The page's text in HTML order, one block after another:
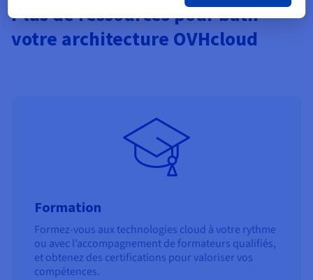
Plus de ressources pour bâtir
votre architecture OVHcloud
Formation
Formez-vous aux technologies cloud à votre rythme
ou avec l’accompagnement de formateurs qualifiés,
et obtenez des certifications pour valoriser vos
compétences.